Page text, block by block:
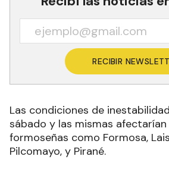
RECIBIR
Las condiciones de
sábado y las mismas
formoseñas como Formosa,
Pilcomayo, y Pirané.